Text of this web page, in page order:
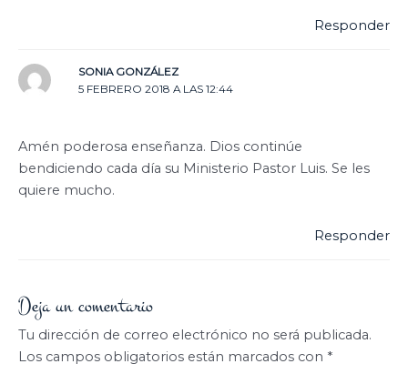
Responder
SONIA GONZÁLEZ
5 FEBRERO 2018 A LAS 12:44
Amén poderosa enseñanza. Dios continúe
bendiciendo cada día su Ministerio Pastor Luis. Se les
quiere mucho.
Responder
Deja un comentario
Tu dirección de correo electrónico no será publicada.
Los campos obligatorios están marcados con *